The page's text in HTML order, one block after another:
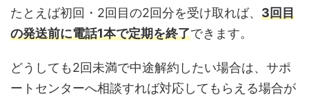
たとえば初回・2回目の2回分を受け取れば、 3回目
の発送前に電話1本で定期を終了できます。
どうしても2回未満で中途解約したい場合は、サポ
ートセンターへ相談すれば対応してもらえる場合が